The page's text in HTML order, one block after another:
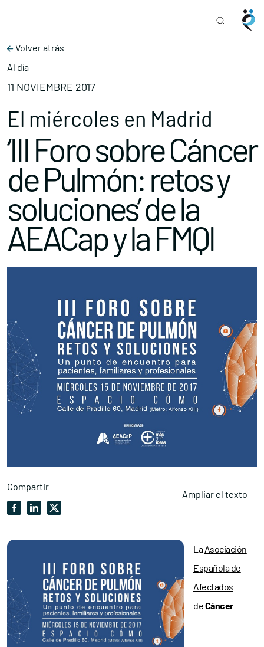
Main Navigation
Volver atrás
Al día
11 NOVIEMBRE 2017
El miércoles en Madrid
‘III Foro sobre Cáncer
de Pulmón: retos y
soluciones’ de la
AEACap y la FMQI
Compartir
Ampliar el texto
LaAsociación
Española de
Afectados
deCáncer